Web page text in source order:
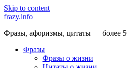
Skip to content
frazy.info
Фразы, афоризмы, цитаты — более
Фразы
Фразы о жизни